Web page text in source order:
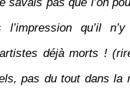
l’impression qu’il
déjà morts !
pas du tout dans la